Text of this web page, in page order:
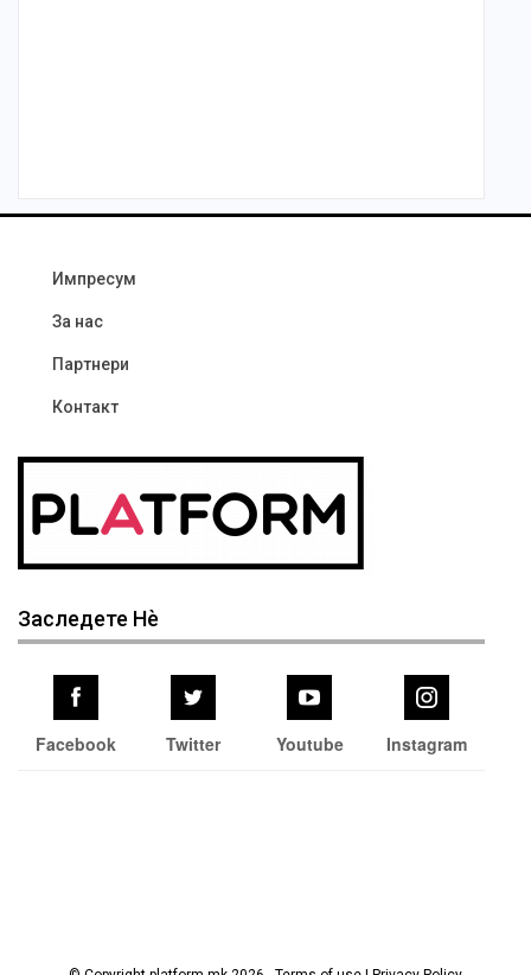
Импресум
За нас
Партнери
Контакт
Заследете Нѐ
Facebook Twitter Youtube Instagram